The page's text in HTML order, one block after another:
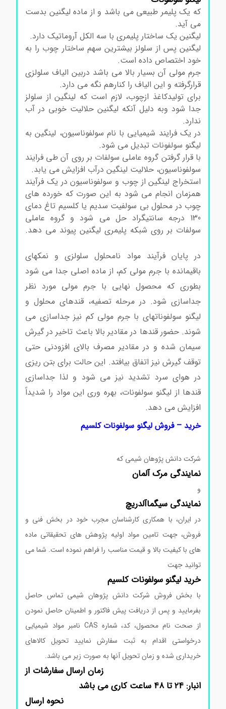
که یک پلیمر طبیعی می باشد و از ماده لیگنین بدست
می آید.
لیگنین یک ساختار پلیمری با سه الکل آروماتیک دارد.
لیگنین پس از سلولز بیشترین سهم ساختار چوب را به
خود اختصاص داده است.
جرم مولی آن بسیار بالا می باشد دربین الیاف سلولزی
قرارگرفته و این الیاف را کنارهم نگه می دارد.
برای تولیدکاغذ ازچوب، لازم است که لینگین از سلولز
جدا شود وبه دلیل آنکه لیگنین حلالیت خوبی در آب
ندارد.
در یک فرایند شیمیایی با نام سولفوناسیون، لینگین به
لیگنو سولفونات تبدیل می شود.
با قرار گرفتن گروه عاملی سولفات بر روی آن طی فرایند
سولفوناسیون، حلالیت لینگین درآب افزایش می یابد.
استخراج لینگین از چوب و سولفوناسیون در یک فرآیند
همزمان انجام می شود به این صورت که خورده های
چوب در محلول بی سولفیت سدیم یا کلسیم تاغ دمای
130 درجه سانتیگراد حل می شود و گروه عاملی
سولفات بر روی شبکه پلیمری لیگنین پیوند می دهد.
در پایان فرآیند مواد نامحلول سلولزی و نمکهای
باقیمانده با جرم مولی کم، از ماده اصلی جدا می شود
بطوری که محصول نهایی با جرم مولی مورد نظر
جداسازی شود. در مرحله تصفیه، قندهای محلول و
لیگنو سولفوناتهای با جرم مولی کم نیز جداسازی می
شوند. حضور قندها در مقادیر بالا باعث تاخیر در گیرش
سیمان شده و در مقادیر مصرف بالای افزودنی حتی
توقف گیرش نیز اتفاق بیافتد. این حالت برای بتن ریزی
در هوای سرد تشدید نیز می شود و لذا جداسازی
قندها از لیگنو سولفونات، بهره وری این مواد را شدیداً
افزایش می دهد.لیگنو سولفونات کلسیم
خرید – فروش لیگنو سولفونات کلسیم
شرکت دانش پژوهان شیمی که
نمایندگیمرکآلمان
نمایندگیسیگماآلدریچ
در ایران، با همکاری کارشناسان مجرب خود در بخش فنی و
فروش، جهت تامین مواد اولیه پژوهش های تحقیقاتی ماده
های با کیفیت بالا و قیمت مناسب را فراهم نموده است. شما می
توانید جهت
خرید لیگنو سولفونات کلسیم
با بخش فروش شرکت دانش پژوهان شیمی تماس حاصل
بفرمایید و پس از دریافت پیش فاکتور و اطمینان حاصل نمودن
از صحت نام محصول، کد، شماره CAS نامبر مواد شیمیایی
درخواستی اقدام به ثبت سفارش نمایید تحویل کالاهای
خریداری شده و زمان تحویل آنها به صورت زیر می باشد.
زمان ارسال سفارشات از
انبار: ۲۴ تا ۴۸ ساعت کاری می باشد
نحوه ارسال